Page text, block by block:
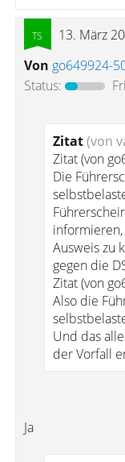
13. März
Von go649924-
Status:
Zitat(von
Zitat (von
Die
Ausweis zu
gegen die
Zitat (von
Also die
Und das
der Vorfall
Ja